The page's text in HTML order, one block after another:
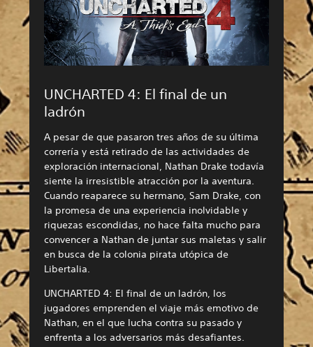
UNCHARTED 4: El final de un
ladrón
A pesar de que pasaron tres años de su última
correría y está retirado de las actividades de
exploración internacional, Nathan Drake todavía
siente la irresistible atracción por la aventura.
Cuando reaparece su hermano, Sam Drake, con
la promesa de una experiencia inolvidable y
riquezas escondidas, no hace falta mucho para
convencer a Nathan de juntar sus maletas y salir
en busca de la colonia pirata utópica de
Libertalia.
UNCHARTED 4: El final de un ladrón, los
jugadores emprenden el viaje más emotivo de
Nathan, en el que lucha contra su pasado y
enfrenta a los adversarios más desafiantes.